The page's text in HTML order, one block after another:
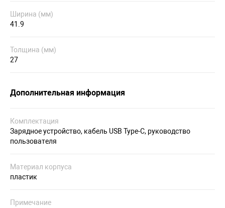
Ширина (мм)
41.9
Толщина (мм)
27
Дополнительная информация
Комплектация
Зарядное устройство, кабель USB Type-C, руководство
пользователя
Материал корпуса
пластик
Примечание